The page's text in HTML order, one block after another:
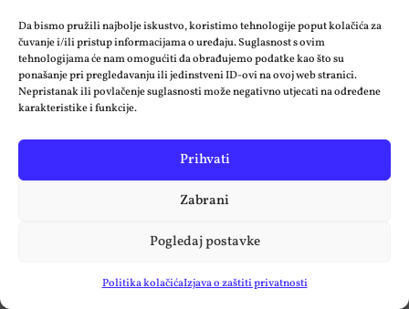
Da bismo pružili najbolje iskustvo, koristimo tehnologije poput kolačića za
čuvanje i/ili pristup informacijama o uređaju. Suglasnost s ovim
tehnologijama će nam omogućiti da obrađujemo podatke kao što su
ponašanje pri pregledavanju ili jedinstveni ID-ovi na ovoj web stranici.
Nepristanak ili povlačenje suglasnosti može negativno utjecati na određene
karakteristike i funkcije.
Prihvati
Zabrani
Pogledaj postavke
Politika kolačićaIzjava o zaštiti privatnosti
OPĆINA POSUŠJE, Fra Grge Martića 30
88240, Posušje Bosna i Hercegovina
+387/39/681-035;
opcina.posusje.gs@tel.net.ba
Copyright 2026. © Općina Posušje, sva prava